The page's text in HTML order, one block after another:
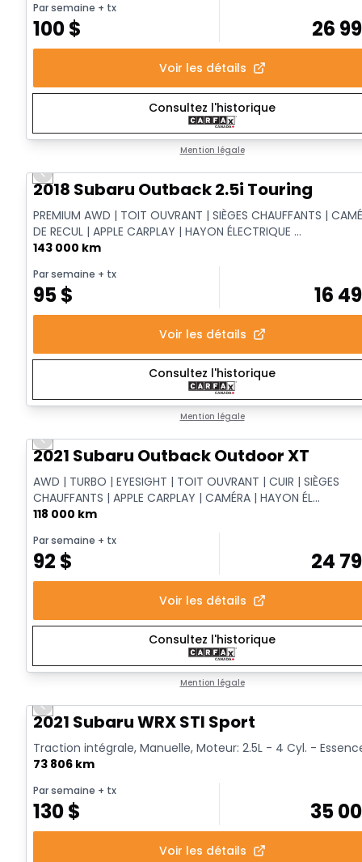
Par semaine + tx
100$ 26
Voir les détails
Consultez l'historique
Mention légale
Previous slide
2018 Subaru Outback 2.5i Touring
PREMIUM AWD | TOIT OUVRANT | SIÈGES CHAUFFANTS |
DE RECUL | APPLE CARPLAY | HAYON ÉLECTRIQUE ...
143 000 km
Par semaine + tx
95$ 16
Voir les détails
Consultez l'historique
Mention légale
Vidéo disponible
Previous slide
2021 Subaru Outback Outdoor XT
AWD | TURBO | EYESIGHT | TOIT OUVRANT | CUIR | SIÈGES
CHAUFFANTS | APPLE CARPLAY | CAMÉRA | HAYON ÉL...
118 000 km
Par semaine + tx
92 $ 24
Voir les détails
Consultez l'historique
Mention légale
Vidéo disponible
Previous slide
2021 Subaru WRX STI Sport
Traction intégrale, Manuelle, Moteur: 2.5L - 4 Cyl. -
73 806 km
Par semaine + tx
130$ 35
Voir les détails